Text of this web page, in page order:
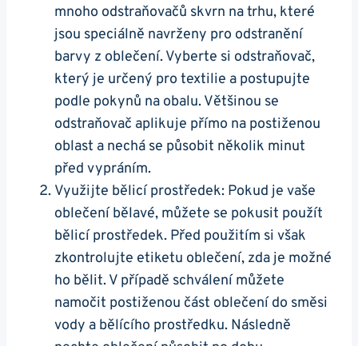
mnoho odstraňovačů skvrn na trhu, které
jsou speciálně navrženy pro odstranění
barvy z oblečení. Vyberte si odstraňovač,
který je určený pro textilie a postupujte
podle pokynů na obalu. Většinou se
odstraňovač aplikuje přímo na postiženou
oblast a nechá se působit několik minut
před vypráním.
Využijte bělicí prostředek: Pokud je vaše
oblečení bělavé, můžete se pokusit použít
bělicí prostředek. Před použitím si však
zkontrolujte etiketu oblečení, zda je možné
ho bělit. V případě schválení můžete
namočit postiženou část oblečení do směsi
vody a bělícího prostředku. Následně